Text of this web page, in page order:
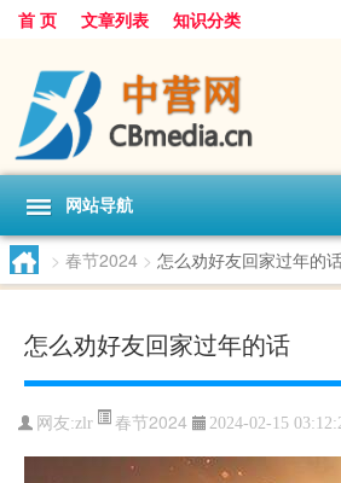
首 页 文章列表 知识分类
网站导航
> 春节2024 > 怎么劝好友回家过年的
怎么劝好友回家过年的话
网友:zlr 春节2024 2024-02-15